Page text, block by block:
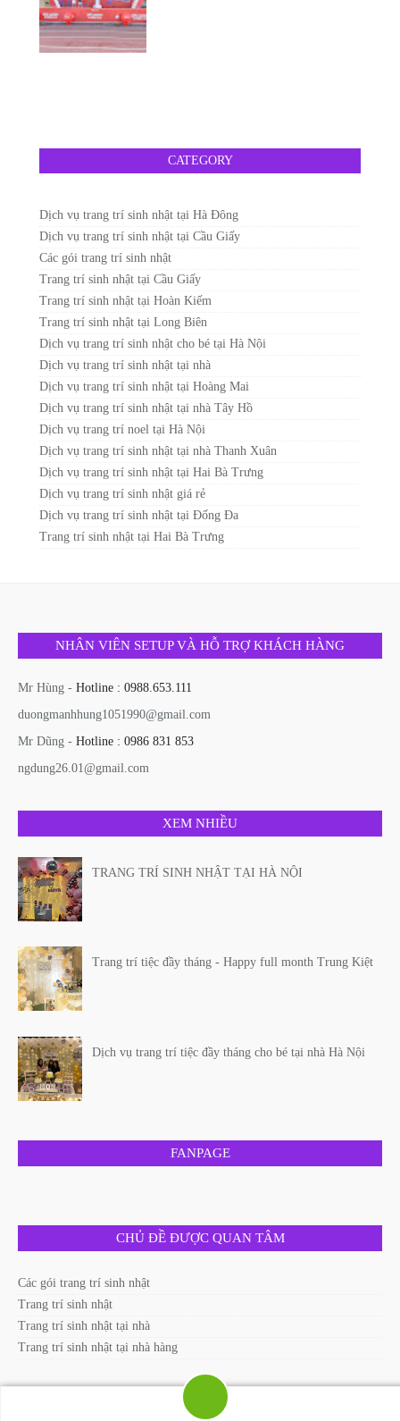
CATEGORY
Dịch vụ trang trí sinh nhật tại Hà Đông
Dịch vụ trang trí sinh nhật tại Cầu Giấy
Các gói trang trí sinh nhật
Trang trí sinh nhật tại Cầu Giấy
Trang trí sinh nhật tại Hoàn Kiếm
Trang trí sinh nhật tại Long Biên
Dịch vụ trang trí sinh nhật cho bé tại Hà Nội
Dịch vụ trang trí sinh nhật tại nhà
Dịch vụ trang trí sinh nhật tại Hoàng Mai
Dịch vụ trang trí sinh nhật tại nhà Tây Hồ
Dịch vụ trang trí noel tại Hà Nội
Dịch vụ trang trí sinh nhật tại nhà Thanh Xuân
Dịch vụ trang trí sinh nhật tại Hai Bà Trưng
Dịch vụ trang trí sinh nhật giá rẻ
Dịch vụ trang trí sinh nhật tại Đống Đa
Trang trí sinh nhật tại Hai Bà Trưng
NHÂN VIÊN SETUP VÀ HỖ TRỢ KHÁCH HÀNG
Mr Hùng - Hotline : 0988.653.111
duongmanhhung1051990@gmail.com
Mr Dũng - Hotline : 0986 831 853
ngdung26.01@gmail.com
XEM NHIỀU
TRANG TRÍ SINH NHẬT TẠI HÀ NỘI
Trang trí tiệc đầy tháng - Happy full month Trung Kiệt
Dịch vụ trang trí tiệc đầy tháng cho bé tại nhà Hà Nội
FANPAGE
CHỦ ĐỀ ĐƯỢC QUAN TÂM
Các gói trang trí sinh nhật
Trang trí sinh nhật
Trang trí sinh nhật tại nhà
Trang trí sinh nhật tại nhà hàng
DỊCH VỤ TRANG TRÍ SINH NHẬT TẠI HÀ NỘI.